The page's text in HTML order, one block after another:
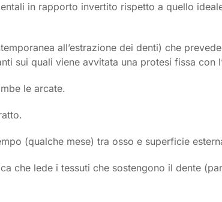
in rapporto invertito rispetto a quello
all’estrazione dei denti) che
sui quali viene avvitata una protesi fissa con
le arcate.
(qualche mese) tra osso e superficie
che lede i tessuti che sostengono il dente